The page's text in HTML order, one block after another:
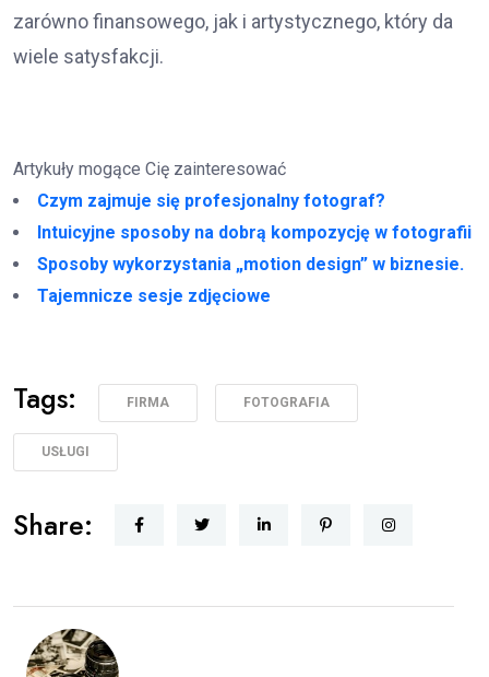
zarówno finansowego, jak i artystycznego, który da
wiele satysfakcji.
Artykuły mogące Cię zainteresować
Czym zajmuje się profesjonalny fotograf?
Intuicyjne sposoby na dobrą kompozycję w fotografii
Sposoby wykorzystania „motion design” w biznesie.
Tajemnicze sesje zdjęciowe
Tags: FIRMA FOTOGRAFIA
USŁUGI
Share: